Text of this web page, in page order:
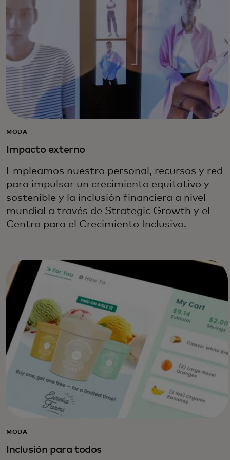
MODA
Impacto externo
Empleamos nuestro personal, recursos y red
para impulsar un crecimiento equitativo y
sostenible y la inclusión financiera a nivel
mundial a través de Strategic Growth y el
Centro para el Crecimiento Inclusivo.
MODA
Inclusión para todos